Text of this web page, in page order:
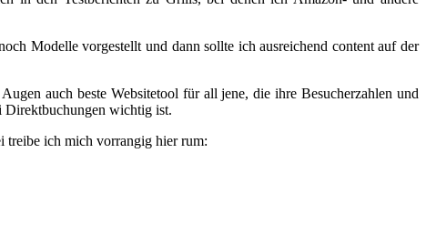
Modelle vorgestellt und dann sollte ich ausreichend content auf der
auch beste Websitetool für all jene, die ihre Besucherzahlen und
Direktbuchungen wichtig ist.
treibe ich mich vorrangig hier rum: